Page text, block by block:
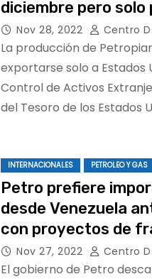
diciembre pero solo
Nov 28, 2022 Centro
La producción de
exportarse solo a Estados
Control de Activos
del Tesoro de los Estados
INTERNACIONALES PETROLEO Y GAS
Petro prefiere
desde Venezuela
con proyectos de
Nov 27, 2022 Centro
El gobierno de Petro